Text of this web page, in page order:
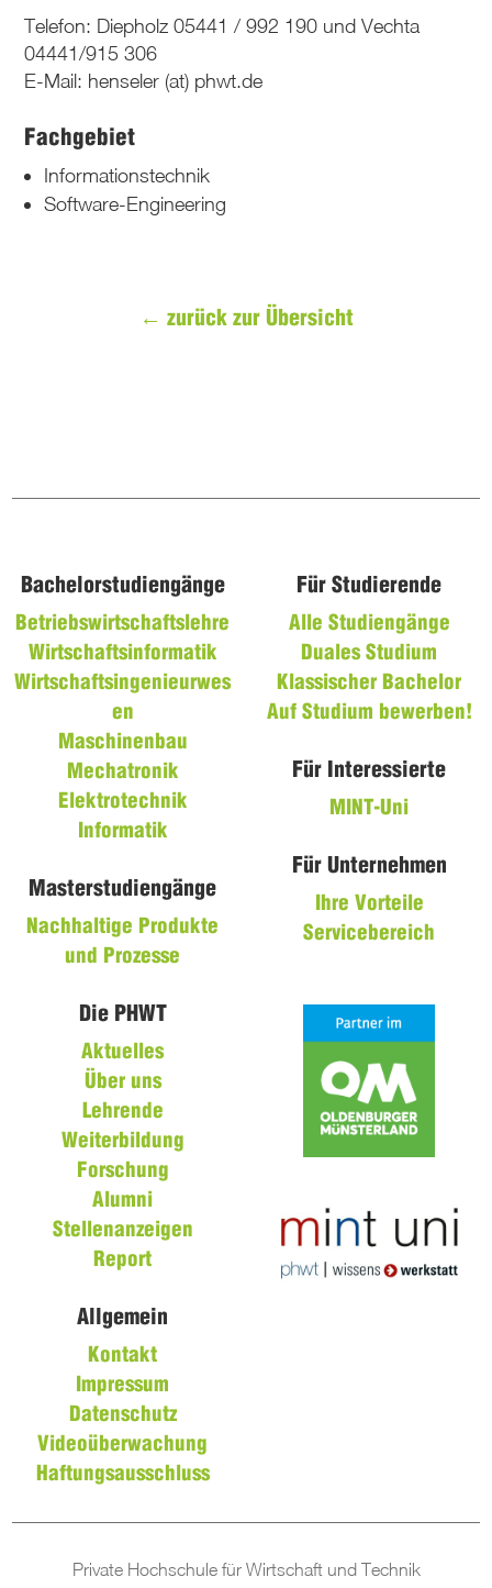
Telefon: Diepholz 05441 / 992 190 und Vechta
04441/915 306
E-Mail: henseler (at) phwt.de
Fachgebiet
Informationstechnik
Software-Engineering
← zurück zur Übersicht
Bachelorstudiengänge
Betriebswirtschaftslehre
Wirtschaftsinformatik
Wirtschaftsingenieurwes
en
Maschinenbau
Mechatronik
Elektrotechnik
Informatik
Masterstudiengänge
Nachhaltige Produkte
und Prozesse
Für Studierende
Alle Studiengänge
Duales Studium
Klassischer Bachelor
Auf Studium bewerben!
Für Interessierte
MINT-Uni
Für Unternehmen
Ihre Vorteile
Servicebereich
Die PHWT
Aktuelles
Über uns
Lehrende
Weiterbildung
Forschung
Alumni
Stellenanzeigen
Report
Allgemein
Kontakt
Impressum
Datenschutz
Videoüberwachung
Haftungsausschluss
Private Hochschule für Wirtschaft und Technik